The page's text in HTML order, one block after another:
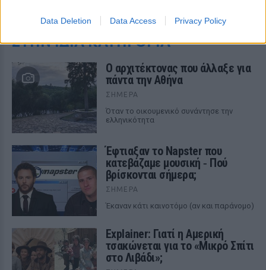
Data Deletion Data Access Privacy Policy
ΣΤΗΝ ΙΔΙΑ ΚΑΤΗΓΟΡΙΑ
Ο αρχιτέκτονας που άλλαξε για
πάντα την Αθήνα
ΣΉΜΕΡΑ
Όταν το οικουμενικό συνάντησε την
ελληνικότητα
Έφτιαξαν το Napster που
κατεβάζαμε μουσική ‑ Πού
βρίσκονται σήμερα;
ΣΉΜΕΡΑ
Έκαναν κάτι καινοτόμο (αν και παράνομο)
Explainer: Γιατί η Αμερική
τσακώνεται για το «Μικρό Σπίτι
στο Λιβάδι»;